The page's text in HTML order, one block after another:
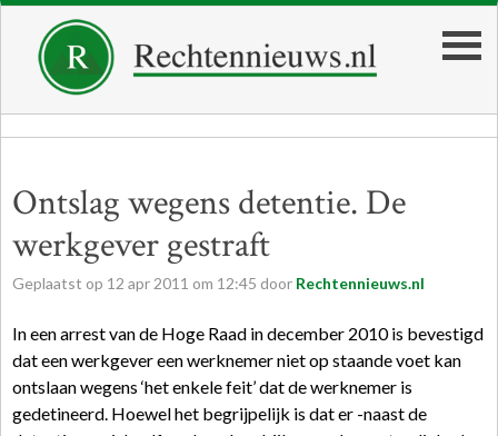
Ontslag wegens detentie. De
werkgever gestraft
Geplaatst op 12 apr 2011 om 12:45 door Rechtennieuws.nl
In een arrest van de Hoge Raad in december 2010 is bevestigd
dat een werkgever een werknemer niet op staande voet kan
ontslaan wegens ‘het enkele feit’ dat de werknemer is
gedetineerd. Hoewel het begrijpelijk is dat er -naast de